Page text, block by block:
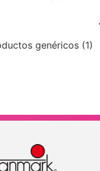
genéricos (1)